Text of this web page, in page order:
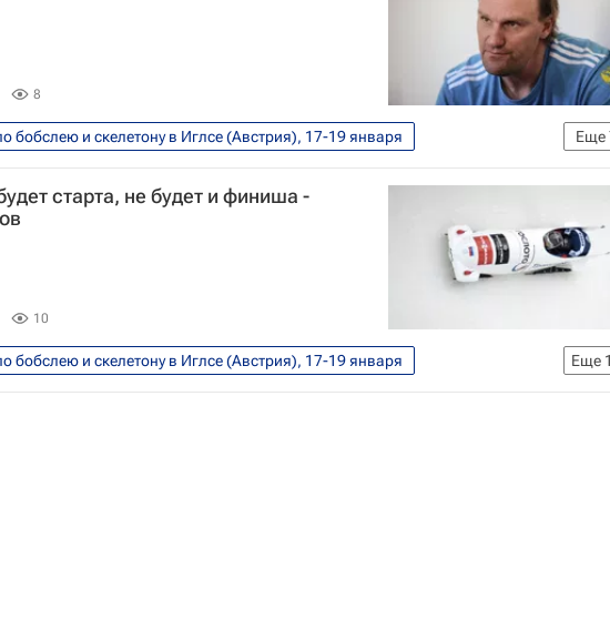
8
Еще
бобслею и скелетону в Иглсе (Австрия), 17-19 января
Бобслей Олимпийские игры
Спорт
Зимние Олимпийские игры 2014
старта, не будет и финиша -
10
Еще
бобслею и скелетону в Иглсе (Австрия), 17-19 января
Бобслей Олимпийские игры
Спорт